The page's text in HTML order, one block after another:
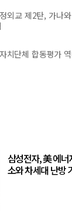
외교 제2탄, 가나
치단체 합동평가
삼성전자, 美 에
소와 차세대 난방